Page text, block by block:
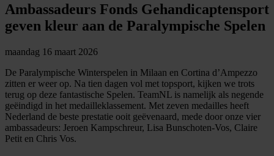
Ambassadeurs Fonds Gehandicaptensport
geven kleur aan de Paralympische Spelen
maandag 16 maart 2026
De Paralympische Winterspelen in Milaan en Cortina d’Ampezzo
zitten er weer op. Na tien dagen vol met topsport, kijken we trots
terug op deze fantastische Spelen. TeamNL is namelijk als negende
geëindigd in het medailleklassement. Met zeven medailles heeft
Nederland de beste prestatie ooit geëvenaard, mede door onze vier
ambassadeurs: Jeroen Kampschreur, Lisa Bunschoten-Vos, Claire
Petit en Chris Vos.